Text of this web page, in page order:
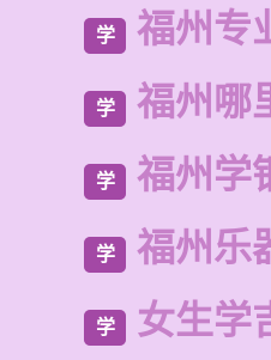
学 福州专
学 福州哪
学 福州学
学 福州乐
学 女生学